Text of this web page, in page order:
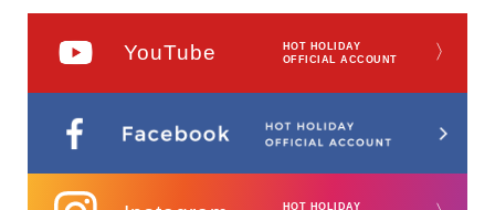
YouTube
HOT HOLIDAY
OFFICIAL ACCOUNT
〉
HOT HOLIDAY